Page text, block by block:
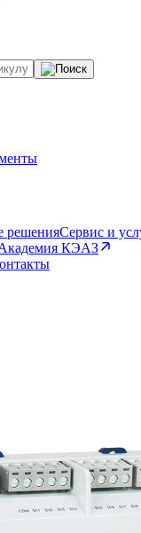
решенияСервис и
КЭАЗ